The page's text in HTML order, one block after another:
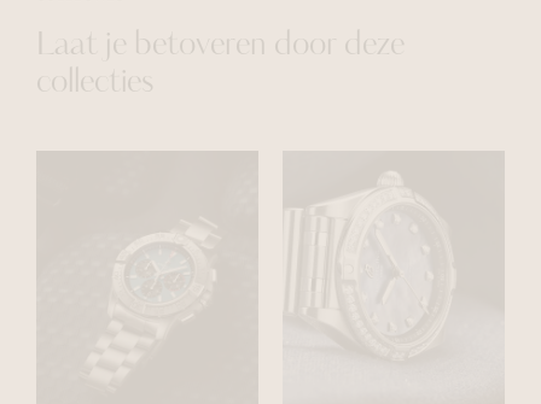
Laat je betoveren door deze
collecties